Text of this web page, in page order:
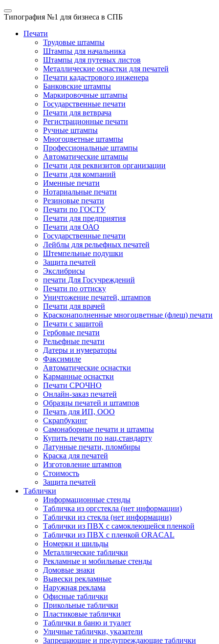
Типография №1 для бизнеса в СПБ
Печати
Трудовые штампы
Штампы для начальника
Штампы для путевых листов
Металлические оснастки для печатей
Печати кадастрового инженера
Банковские штампы
Маркировочные штампы
Государственные печати
Печати для ветврача
Регистрационные печати
Ручные штампы
Многоцветные штампы
Профессиональные штампы
Автоматические штампы
Печати для реквизитов организации
Печати для компаний
Именные печати
Нотариальные печати
Резиновые печати
Печати по ГОСТУ
Печати для предприятия
Печати для ОАО
Государственные печати
Лейблы для рельефных печатей
Штемпельные подушки
Защита печатей
Экслибрисы
печати Для Госучреждений
Печати по оттиску
Уничтожение печатей, штампов
Печати для врачей
Красконаполненные многоцветные (флеш) печати
Печати с защитой
Гербовые печати
Рельефные печати
Датеры и нумераторы
Факсимиле
Автоматические оснастки
Карманные оснастки
Печати СРОЧНО
Онлайн-заказ печатей
Образцы печатей и штампов
Печать для ИП, ООО
Скрапбукинг
Самонаборные печати и штампы
Купить печати по нац.стандарту
Латунные печати, пломбиры
Краска для печатей
Изготовление штампов
Стоимость
Защита печатей
Таблички
Информационные стенды
Табличка из оргстекла (нет информации)
Таблички из стекла (нет информации)
Таблички из ПВХ с самоклеющейся пленкой
Таблички из ПВХ с пленкой ORACAL
Номерки и шильды
Металлические таблички
Рекламные и мобильные стенды
Домовые знаки
Вывески рекламные
Наружная реклама
Офисные таблички
Прикольные таблички
Пластиковые таблички
Таблички в баню и туалет
Уличные таблички, указатели
Запрещающие и предупреждающие таблички